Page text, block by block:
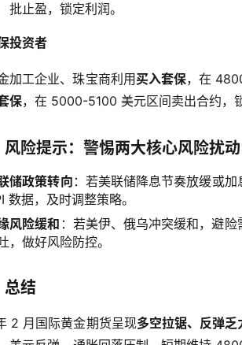
批止盈，锁定利润。
投资者
加工企业、珠宝商利用买入套保，在
保，在 5000-5100 美元区间卖出合约，
风险提示：警惕两大核心风险扰动
储政策转向 ：若美联储降息节奏放缓或
数据，及时调整策略。
风险缓和 ：若美伊、俄乌冲突缓和，避
，做好风险防控。
总结
2 月国际黄金期货呈现多空拉锯、反弹乏